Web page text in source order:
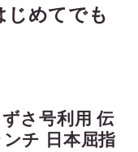
じめてでも
さ号利用 伝
チ 日本屈指